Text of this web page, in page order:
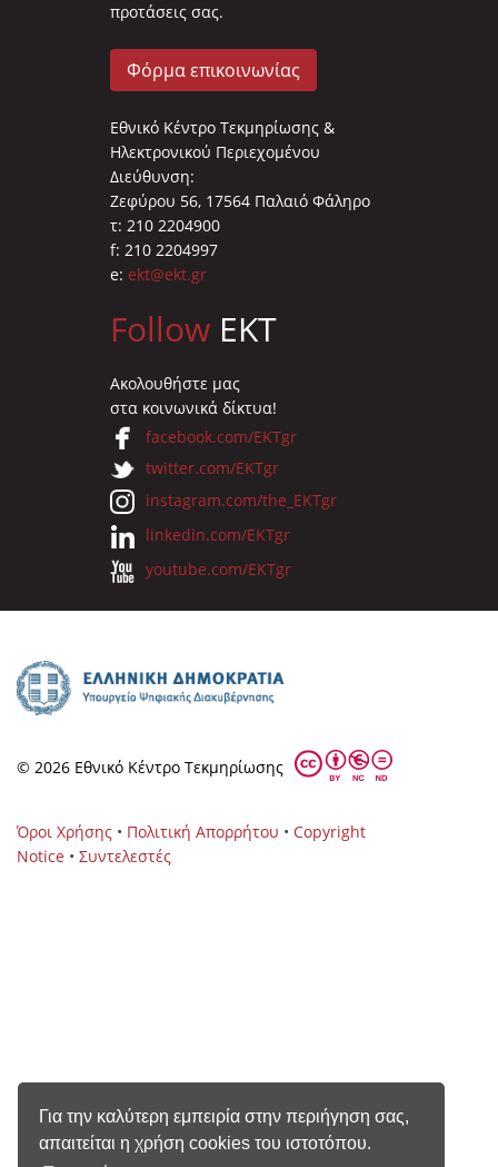
Για την καλύτερη εμπειρία στην περιήγηση σας,
απαιτείται η χρήση cookies του ιστοτόπου.
προτάσεις σας.
Φόρμα επικοινωνίας
Εθνικό Κέντρο Τεκμηρίωσης &
Ηλεκτρονικού Περιεχομένου
Διεύθυνση:
Ζεφύρου 56, 17564 Παλαιό Φάληρο
τ: 210 2204900
f: 210 2204997
e: ekt@ekt.gr
Follow EKT
Ακολουθήστε μας
στα κοινωνικά δίκτυα!
facebook.com/EKTgr
twitter.com/EKTgr
instagram.com/the_EKTgr
linkedin.com/EKTgr
youtube.com/EKTgr
© 2026 Eθνικό Κέντρο Τεκμηρίωσης
Όροι Χρήσης • Πολιτική Απορρήτου • Copyright
Notice • Συντελεστές